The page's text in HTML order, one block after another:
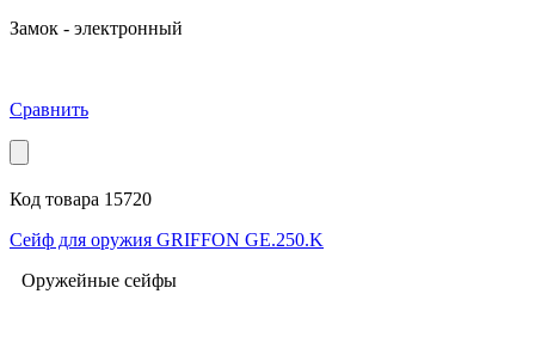
Замок - электронный
Сравнить
Код товара 15720
Сейф для оружия GRIFFON GE.250.K
Оружейные сейфы